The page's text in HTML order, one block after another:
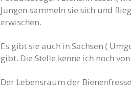
Jungen sammeln sie sich und
erwischen.
Es gibt sie auch in Sachsen (
gibt. Die Stelle kenne ich noch
Der Lebensraum der